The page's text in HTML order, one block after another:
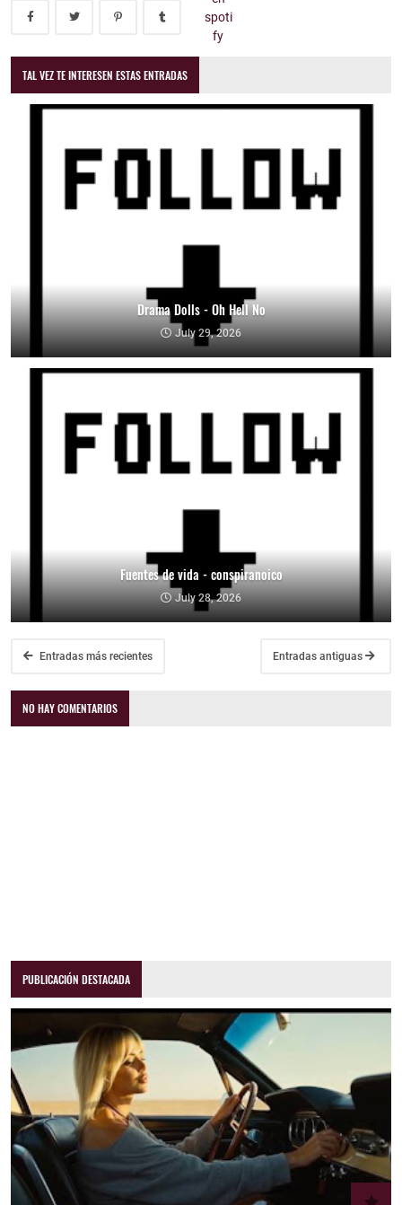
TAL VEZ TE INTERESEN ESTAS ENTRADAS
Drama Dolls - Oh Hell No
July 29, 2026
Fuentes de vida - conspiranoico
July 28, 2026
Entradas más recientes Entradas antiguas
NO HAY COMENTARIOS
PUBLICACIÓN DESTACADA